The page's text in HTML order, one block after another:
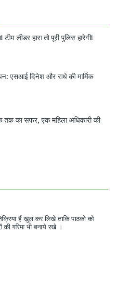
लीडर हारा तो पूरी पुलिस हारेगी!
एसआई दिनेश और राधे की मार्मिक
तक का सफर, एक महिला अधिकारी की
हैं खुल कर लिखे ताकि पाठको को
गरिमा भी बनाये रखे ।